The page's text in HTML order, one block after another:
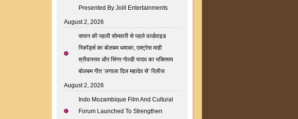
Presented By Joill Entertainments
August 2, 2026
सावन की पहली सोमवारी से पहले वर्ल्डवाइड
रिकॉर्ड्स का बोलबम धमाका, एक्ट्रेस माही
श्रीवास्तव और सिंगर गोल्डी यादव का भक्तिमय
बोलबम गीत ‘लगाला दिल महादेव से’ रिलीज
August 2, 2026
Indo Mozambique Film And Cultural
Forum Launched To Strengthen